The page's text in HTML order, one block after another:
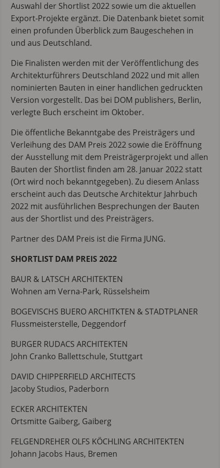
Auswahl der Shortlist 2022 sowie um die aktuellen
Export-Projekte ergänzt. Die Datenbank bietet somit
einen profunden Überblick zum Baugeschehen in
und aus Deutschland.
Die Finalisten werden mit der Veröffentlichung des
Architekturführers Deutschland 2022 und mit allen
nominierten Bauten in einer handlichen gedruckten
Version vorgestellt. Das bei DOM publishers, Berlin,
verlegte Buch erscheint im Oktober.
Die öffentliche Bekanntgabe des Preisträgers und
Verleihung des DAM Preis 2022 sowie die Eröffnung
der Ausstellung mit dem Preisträgerprojekt und allen
Bauten der Shortlist finden am 28. Januar 2022 statt
(Ort wird noch bekanntgegeben). Zu diesem Anlass
erscheint auch das Deutsche Architektur Jahrbuch
2022 mit ausführlichen Besprechungen der Bauten
aus der Shortlist und des Preisträgers.
Partner des DAM Preis ist die Firma JUNG.
SHORTLIST DAM PREIS 2022
BAUR & LATSCH ARCHITEKTEN
Wohnen am Verna-Park, Rüsselsheim
BOGEVISCHS BUERO ARCHITKTEN & STADTPLANER
Flussmeisterstelle, Deggendorf
BURGER RUDACS ARCHITEKTEN
John Cranko Ballettschule, Stuttgart
DAVID CHIPPERFIELD ARCHITECTS
Jacoby Studios, Paderborn
ECKER ARCHITEKTEN
Ortsmitte Gaiberg, Gaiberg
FELGENDREHER OLFS KÖCHLING ARCHITEKTEN
Johann Jacobs Haus, Bremen